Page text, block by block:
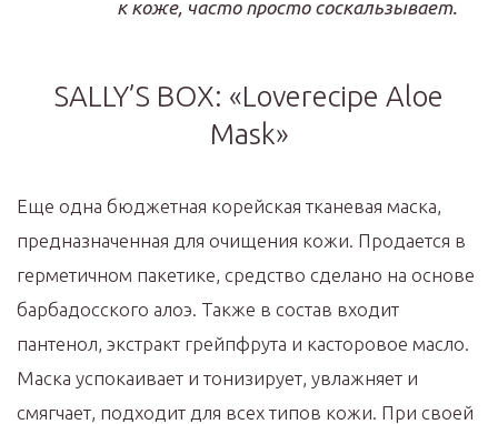
к коже, часто просто соскальзывает.
SALLY’S BOX: «Loverecipe Aloe
Mask»
Еще одна бюджетная корейская тканевая маска,
предназначенная для очищения кожи. Продается в
герметичном пакетике, средство сделано на основе
барбадосского алоэ. Также в состав входит
пантенол, экстракт грейпфрута и касторовое масло.
Маска успокаивает и тонизирует, увлажняет и
смягчает, подходит для всех типов кожи. При своей